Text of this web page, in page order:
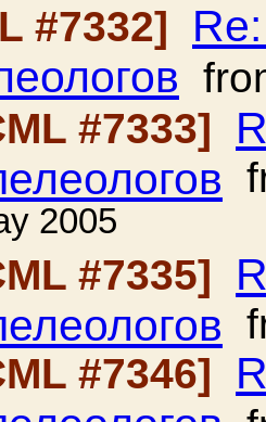
#7332]
#7333]
2005
#7335]
#7346]